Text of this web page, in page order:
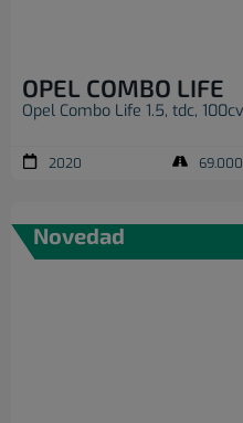
OPEL COMBO LIFE
Opel Combo Life 1.5, tdc, 100cv
2020
Novedad